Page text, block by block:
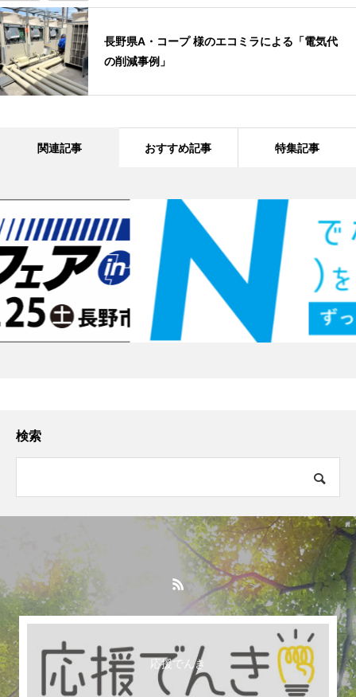
長野県A・コープ 様のエコミラによる「電気代
の削減事例」
関連記事 おすすめ記事 特集記事
検索
応援でんき